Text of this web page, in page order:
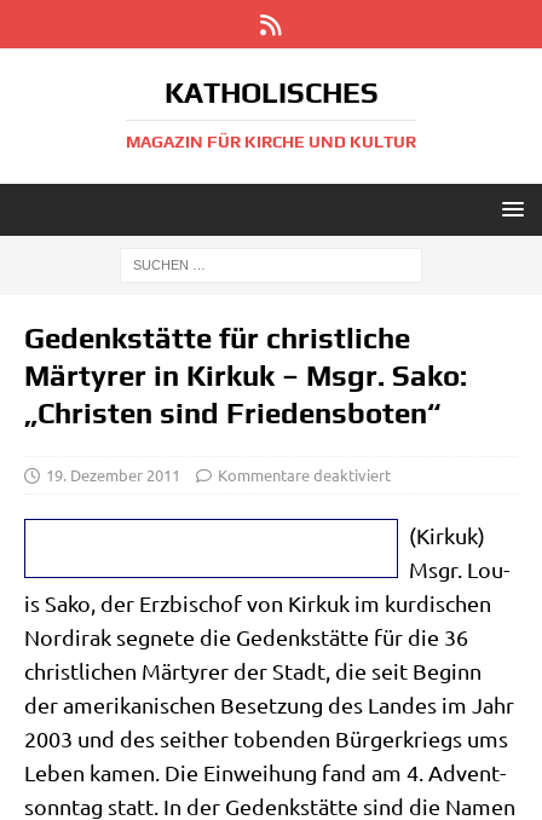
KATHOLISCHES
MAGAZIN FÜR KIRCHE UND KULTUR
Gedenkstätte für christliche
Märtyrer in Kirkuk – Msgr. Sako:
„Christen sind Friedensboten“
19. Dezember 2011 Kommentare deaktiviert
(Kir­kuk)
Msgr. Lou­
is Sako, der Erz­bi­schof von Kir­kuk im kur­di­schen
Nord­irak seg­ne­te die Gedenk­stät­te für die 36
christ­li­chen Mär­ty­rer der Stadt, die seit Beginn
der ame­ri­ka­ni­schen Beset­zung des Lan­des im Jahr
2003 und des seit­her toben­den Bür­ger­kriegs ums
Leben kamen. Die Ein­wei­hung fand am 4. Advent­
sonn­tag statt. In der Gedenk­stät­te sind die Namen